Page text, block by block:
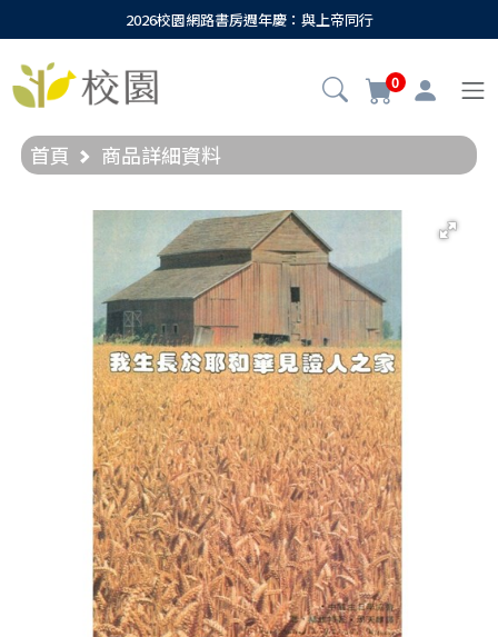
2026校園網路書房週年慶：與上帝同行
0
首頁 商品詳細資料